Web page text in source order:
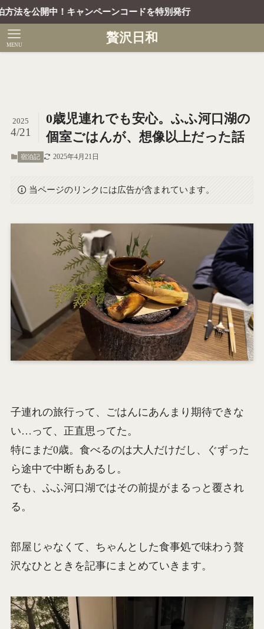
ーンコードを特別発行
贅沢日和
MENU
0歳児連れでも安心。ふふ河口湖の
個室ごはんが、想像以上だった話
2025
4/21
宿泊記 2025年4月21日
当ページのリンクには広告が含まれています。
子連れの旅行って、ごはんにあんまり期待できな
い…って、正直思ってた。
特にまだ0歳。食べるのは大人だけだし、ぐずった
ら途中で中断もあるし。
でも、ふふ河口湖ではその前提がまるっと覆され
る。
部屋じゃなくて、ちゃんとした食事処で味わう贅
沢なひとときを記事にまとめていきます。